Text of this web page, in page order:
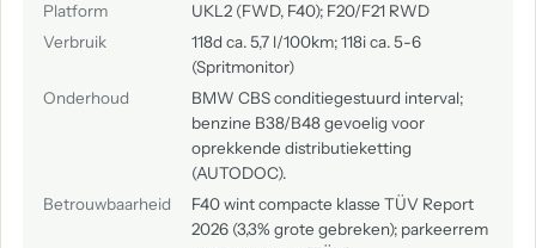
Platform
UKL2 (FWD, F40); F20/F21 RWD
Verbruik
118d ca. 5,7 l/100km; 118i ca. 5-6
(Spritmonitor)
Onderhoud
BMW CBS conditiegestuurd interval;
benzine B38/B48 gevoelig voor
oprekkende distributieketting
(AUTODOC).
Betrouwbaarheid
F40 wint compacte klasse TÜV Report
2026 (3,3% grote gebreken); parkeerrem